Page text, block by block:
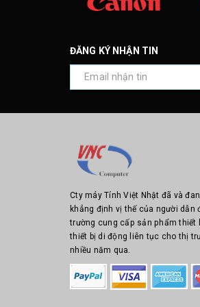
ĐĂNG KÝ NHẬN TIN
Cty máy Tính Việt Nhật đã và
khẳng định vị thế của người dẫn
trường cung cấp sản phẩm thiết
thiết bị di động liên tục cho thị
nhiều năm qua.